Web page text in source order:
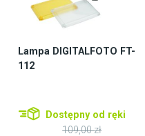
Lampa DIGITALFOTO FT-
112
Dostępny od ręki
109,00zł